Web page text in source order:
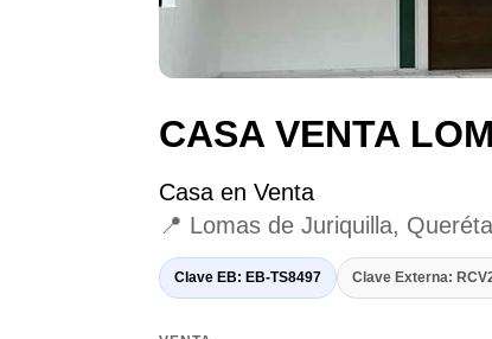
CASA VENTA
Casa en Venta
📍 Lomas de Juriquilla,
Clave EB: EB-TS8497 Clave Externa: